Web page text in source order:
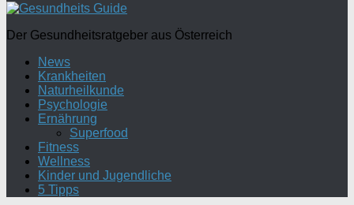
Der Gesundheitsratgeber aus Österreich
News
Krankheiten
Naturheilkunde
Psychologie
Ernährung
Superfood
Fitness
Wellness
Kinder und Jugendliche
5 Tipps